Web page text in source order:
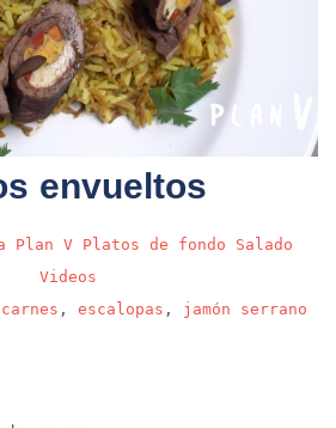
envueltos
Plan V Platos de fondo
Salado
Videos
carnes , escalopas , jamón serrano